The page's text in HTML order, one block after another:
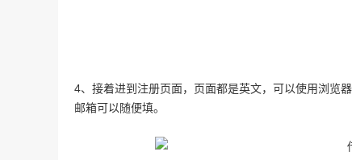
4、接着进到注册页面，页面都是英文，可以使用浏览
邮箱可以随便填。